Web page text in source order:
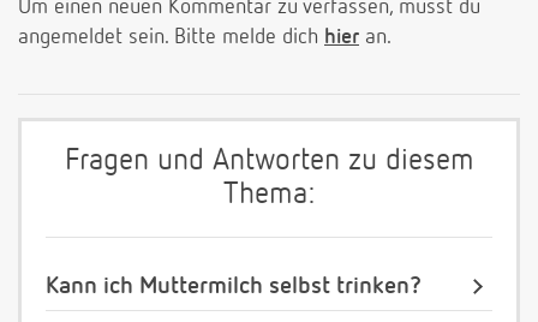
Um einen neuen Kommentar zu verfassen, musst du
angemeldet sein. Bitte melde dich hier an.
Fragen und Antworten zu diesem
Thema:
Kann ich Muttermilch selbst trinken?